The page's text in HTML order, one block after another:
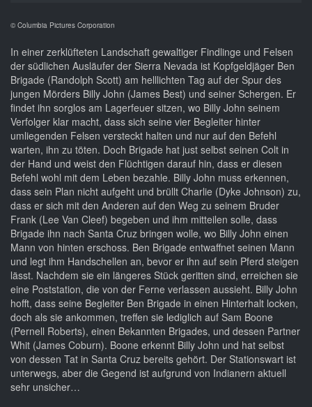
© Columbia Pictures Corporation
In einer zerklüfteten Landschaft gewaltiger Findlinge und Felsen
der südlichen Ausläufer der Sierra Nevada ist Kopfgeldjäger Ben
Brigade (Randolph Scott) am helllichten Tag auf der Spur des
jungen Mörders Billy John (James Best) und seiner Schergen. Er
findet ihn sorglos am Lagerfeuer sitzen, wo Billy John seinem
Verfolger klar macht, dass sich seine vier Begleiter hinter
umliegenden Felsen versteckt halten und nur auf den Befehl
warten, ihn zu töten. Doch Brigade hat just selbst seinen Colt in
der Hand und weist den Flüchtigen darauf hin, dass er diesen
Befehl wohl mit dem Leben bezahle. Billy John muss erkennen,
dass sein Plan nicht aufgeht und brüllt Charlie (Dyke Johnson) zu,
dass er sich mit den Anderen auf den Weg zu seinem Bruder
Frank (Lee Van Cleef) begeben und ihm mitteilen solle, dass
Brigade ihn nach Santa Cruz bringen wolle, wo Billy John einen
Mann von hinten erschoss. Ben Brigade entwaffnet seinen Mann
und legt ihm Handschellen an, bevor er ihn auf sein Pferd steigen
lässt. Nachdem sie ein längeres Stück geritten sind, erreichen sie
eine Poststation, die von der Ferne verlassen aussieht. Billy John
hofft, dass seine Begleiter Ben Brigade in einen Hinterhalt locken,
doch als sie ankommen, treffen sie lediglich auf Sam Boone
(Pernell Roberts), einen Bekannten Brigades, und dessen Partner
Whit (James Coburn). Boone erkennt Billy John und hat selbst
von dessen Tat in Santa Cruz bereits gehört. Der Stationswart ist
unterwegs, aber die Gegend ist aufgrund von Indianern aktuell
sehr unsicher…